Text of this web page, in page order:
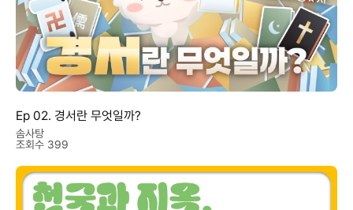
Ep 02. 경서란 무엇일까?
솜사탕
조회수 399